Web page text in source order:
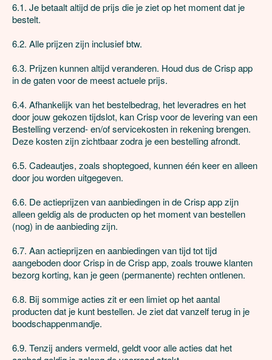
6.1. Je betaalt altijd de prijs die je ziet op het moment dat je
bestelt.
6.2. Alle prijzen zijn inclusief btw.
6.3. Prijzen kunnen altijd veranderen. Houd dus de Crisp app
in de gaten voor de meest actuele prijs.
6.4. Afhankelijk van het bestelbedrag, het leveradres en het
door jouw gekozen tijdslot, kan Crisp voor de levering van een
Bestelling verzend- en/of servicekosten in rekening brengen.
Deze kosten zijn zichtbaar zodra je een bestelling afrondt.
6.5. Cadeautjes, zoals shoptegoed, kunnen één keer en alleen
door jou worden uitgegeven.
6.6. De actieprijzen van aanbiedingen in de Crisp app zijn
alleen geldig als de producten op het moment van bestellen
(nog) in de aanbieding zijn.
6.7. Aan actieprijzen en aanbiedingen van tijd tot tijd
aangeboden door Crisp in de Crisp app, zoals trouwe klanten
bezorg korting, kan je geen (permanente) rechten ontlenen.
6.8. Bij sommige acties zit er een limiet op het aantal
producten dat je kunt bestellen. Je ziet dat vanzelf terug in je
boodschappenmandje.
6.9. Tenzij anders vermeld, geldt voor alle acties dat het